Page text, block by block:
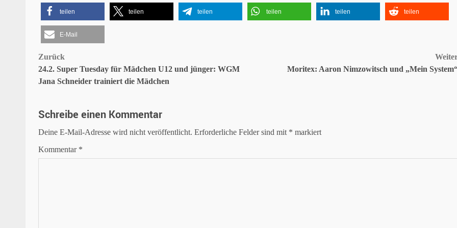
teilen teilen teilen teilen teilen teilen
E-Mail
Beitragsnavigation
Zurück
24.2. Super Tuesday für Mädchen U12 und jünger: WGM
Jana Schneider trainiert die Mädchen
Moritex: Aaron Nimzowitsch und „Mein
Schreibe einen Kommentar
Deine E-Mail-Adresse wird nicht veröffentlicht. Erforderliche Felder sind mit * markiert
Kommentar *